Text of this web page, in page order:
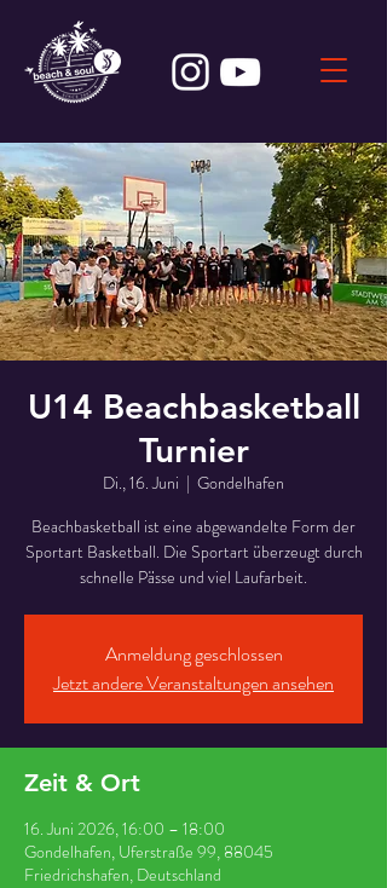
U14 Beachbasketball
Turnier
Di., 16. Juni
  |
Gondelhafen
Beachbasketball ist eine abgewandelte Form der
Sportart Basketball. Die Sportart überzeugt durch
schnelle Pässe und viel Laufarbeit.
Anmeldung geschlossen
Jetzt andere Veranstaltungen ansehen
Zeit & Ort
16. Juni 2026, 16:00 – 18:00
Gondelhafen, Uferstraße 99, 88045
Friedrichshafen, Deutschland